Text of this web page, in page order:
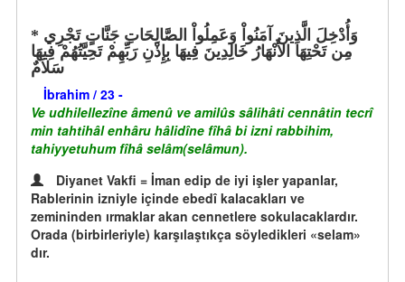
مِن تَحْتِهَا الأَنْهَارُ خَالِدِينَ فِيهَا بِإِذْنِ رَبِّهِمْ تَحِيَّتُهُمْ فِيهَا
سَلاَمٌ
İbrahim / 23 -
Ve udhilellezîne âmenû ve amilûs sâlihâti cennâtin tecrî
min tahtihâl enhâru hâlidîne fîhâ bi izni rabbihim,
tahiyyetuhum fîhâ selâm(selâmun).
Diyanet Vakfi = İman edip de iyi işler yapanlar,
Rablerinin izniyle içinde ebedî kalacakları ve
zemininden ırmaklar akan cennetlere sokulacaklardır.
Orada (birbirleriyle) karşılaştıkça söyledikleri «selam»
dır.